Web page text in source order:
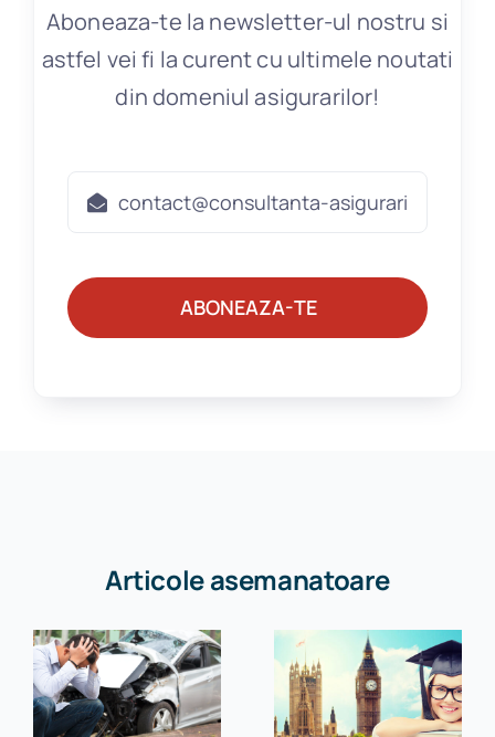
Aboneaza-te la newsletter-ul nostru si
astfel vei fi la curent cu ultimele noutati
din domeniul asigurarilor!
ABONEAZA-TE
Articole asemanatoare